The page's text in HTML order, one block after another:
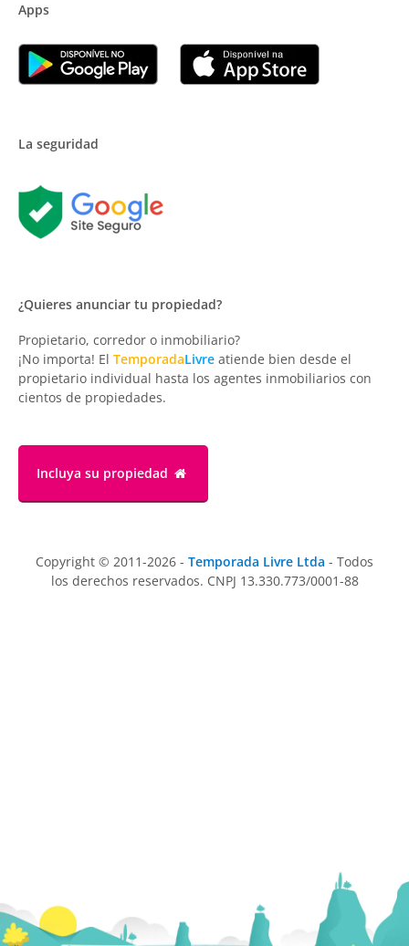
Apps
La seguridad
¿Quieres anunciar tu propiedad?
Propietario, corredor o inmobiliario?
¡No importa! El TemporadaLivre atiende bien desde el
propietario individual hasta los agentes inmobiliarios con
cientos de propiedades.
Incluya su propiedad
Copyright © 2011-2026 - Temporada Livre Ltda - Todos
los derechos reservados. CNPJ 13.330.773/0001-88